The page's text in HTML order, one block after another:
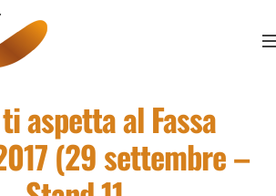
aspetta al Fassa
(29 settembre –